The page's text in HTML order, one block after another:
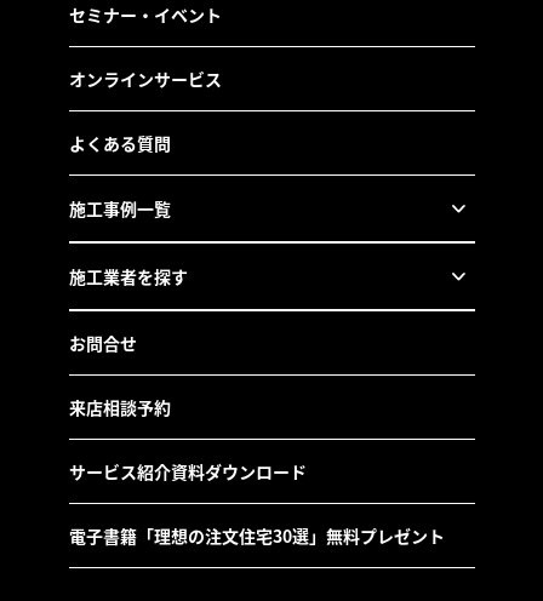
セミナー・イベント
オンラインサービス
よくある質問
施工事例一覧
施工業者を探す
お問合せ
来店相談予約
サービス紹介資料ダウンロード
電子書籍「理想の注文住宅30選」無料プレゼント